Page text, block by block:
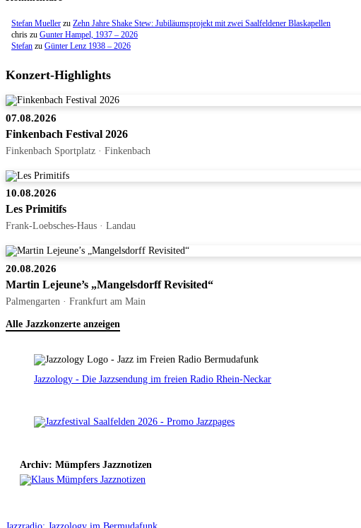
Stefan Mueller zu Zehn Jahre Shake Stew: Jubiläumsprojekt mit zwei Saalfeldener Blaskapellen
chris zu Gunter Hampel, 1937 – 2026
Stefan zu Günter Lenz 1938 – 2026
Konzert-Highlights
07.08.2026
Finkenbach Festival 2026
Finkenbach Sportplatz · Finkenbach
10.08.2026
Les Primitifs
Frank-Loebsches-Haus · Landau
20.08.2026
Martin Lejeune’s „Mangelsdorff Revisited“
Palmengarten · Frankfurt am Main
Alle Jazzkonzerte anzeigen
Jazzology - Die Jazzsendung im freien Radio Rhein-Neckar
Archiv: Mümpfers Jazznotizen